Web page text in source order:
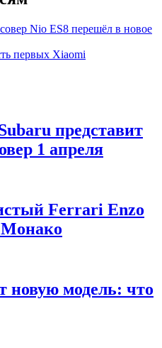
Nio ES8 перешёл в новое
первых Xiaomi
представит
1 апреля
Ferrari Enzo
Монако
новую модель: что